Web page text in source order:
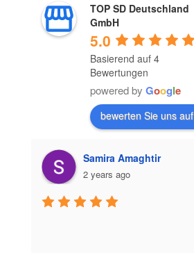
TOP SD Deutschland
GmbH
5.0
Basierend auf 4
Bewertungen
powered by Google
bewerten Sie uns auf
Samira Amaghtir
2 years ago